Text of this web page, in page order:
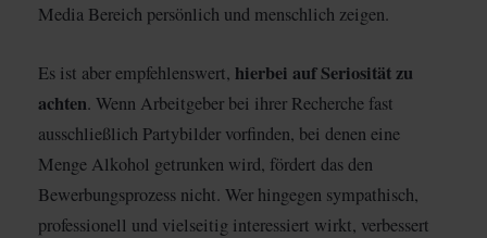
Media Bereich persönlich und menschlich zeigen.
Es ist aber empfehlenswert, hierbei auf Seriosität zu
achten. Wenn Arbeitgeber bei ihrer Recherche fast
ausschließlich Partybilder vorfinden, bei denen eine
Menge Alkohol getrunken wird, fördert das den
Bewerbungsprozess nicht. Wer hingegen sympathisch,
professionell und vielseitig interessiert wirkt, verbessert